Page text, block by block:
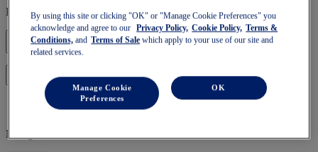
Il tuo carrello è vuoto
per ripristinare il carrello o riempirne uno nuovo.
Navigazione mobile
By using this site or clicking "OK" or "Manage Cookie Preferences" you
acknowledge and agree to our
Privacy Policy, Cookie Policy, Terms &
Conditions, and Terms of Sale which apply to your use of our site and
related services.
Manage Cookie
Preferences
OK